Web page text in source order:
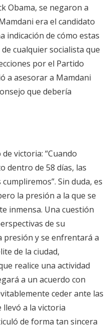
Obama, se negaron a
era el candidato
indicación de cómo estas
cualquier socialista que
por el Partido
a asesorar a Mamdani
que debería
victoria: “Cuando
dentro de 58 días, las
Sin duda, es
la presión a la que se
inmensa. Una cuestión
de su
presión y se enfrentará a
de la ciudad,
realice una actividad
a un acuerdo con
ceder ante las
llevó a la victoria
de forma tan sincera